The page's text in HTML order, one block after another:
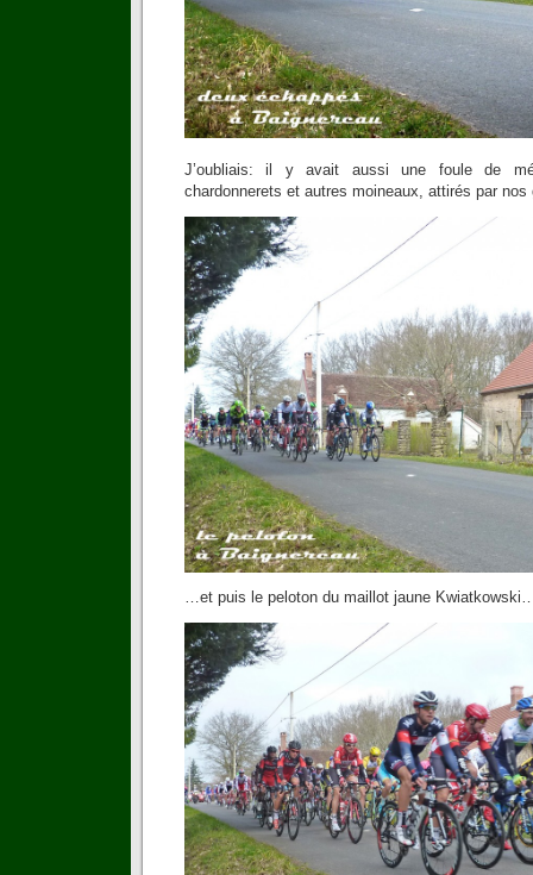
J’oubliais: il y avait aussi une foule de
chardonnerets et autres moineaux, attirés par
…et puis le peloton du maillot jaune